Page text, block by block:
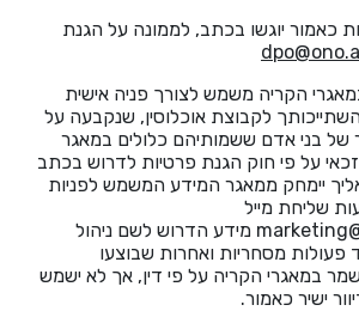
כאמור יוגשו בכתב, לממונה על הגנת
הקריה משמש לצורך פניה אישית
לקבוצת אוכלוסין, שנקבעה על
של בני אדם ששמותיהם כלולים במאגר
על פי חוק הגנת פרטיות לדרוש בכתב
יימחק ממאגר המידע המשמש לפניות
שליחת מייל
לכתובת marketing@ono.ac.il מידע הדרוש לשם ניהול
פעולות מסחריות ואחרות שבוצעו
במאגרי הקריה על פי דין, אך לא ישמש
ישיר כאמור.